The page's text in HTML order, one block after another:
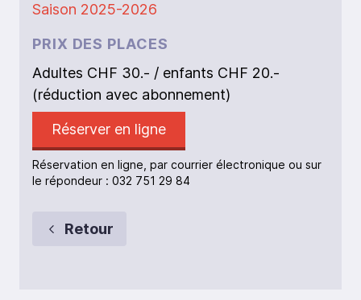
Saison 2025-2026
PRIX DES PLACES
Adultes CHF 30.- / enfants CHF 20.-
(réduction avec abonnement)
Réserver en ligne
Réservation en ligne, par courrier électronique ou sur
le répondeur : 032 751 29 84
Retour